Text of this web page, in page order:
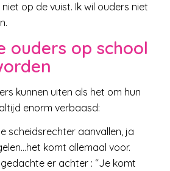
op de vuist. Ik wil ouders niet
ouders op school
kunnen uiten als het om hun
enorm verbaasd:
scheidsrechter aanvallen, ja
komt allemaal voor.
er achter : “Je komt